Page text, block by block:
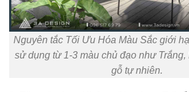
Nguyên tắc Tối Ưu Hóa Màu Sắc giới
sử dụng từ 1-3 màu chủ đạo như Trắng,
gỗ tự nhiên.